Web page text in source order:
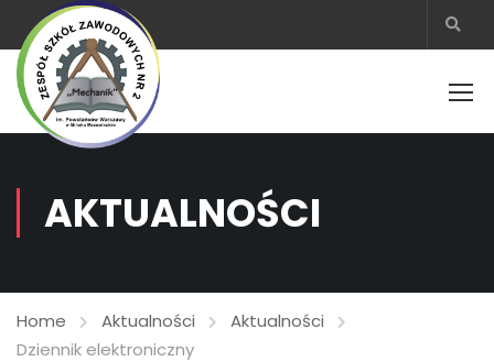
AKTUALNOŚCI
Home Aktualności
Aktualności
Dziennik elektroniczny